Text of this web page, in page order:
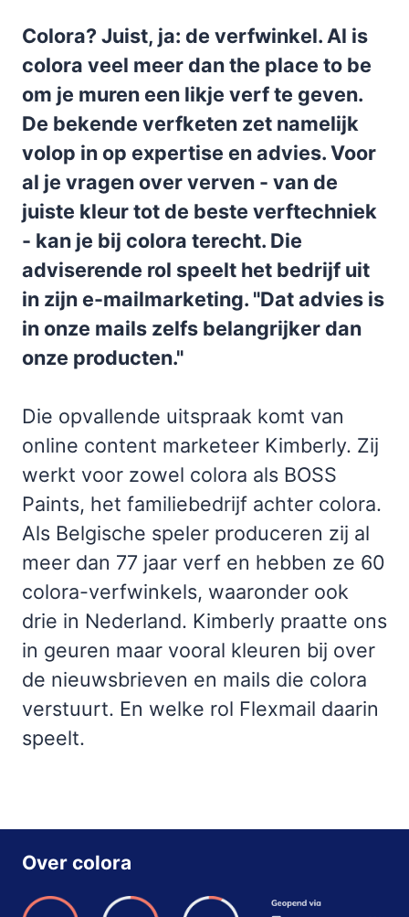
Colora? Juist, ja: de verfwinkel. Al is
colora veel meer dan the place to be
om je muren een likje verf te geven.
De bekende verfketen zet namelijk
volop in op expertise en advies. Voor
al je vragen over verven - van de
juiste kleur tot de beste verftechniek
- kan je bij colora terecht. Die
adviserende rol speelt het bedrijf uit
in zijn e-mailmarketing. "Dat advies is
in onze mails zelfs belangrijker dan
onze producten."
Die opvallende uitspraak komt van
online content marketeer Kimberly. Zij
werkt voor zowel colora als BOSS
Paints, het familiebedrijf achter colora.
Als Belgische speler produceren zij al
meer dan 77 jaar verf en hebben ze 60
colora-verfwinkels, waaronder ook
drie in Nederland. Kimberly praatte ons
in geuren maar vooral kleuren bij over
de nieuwsbrieven en mails die colora
verstuurt. En welke rol Flexmail daarin
speelt.
Over colora